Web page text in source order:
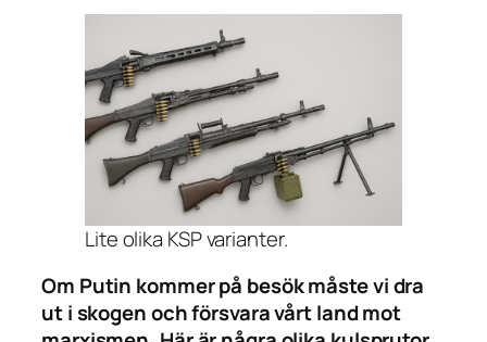
Lite olika KSP varianter.
Om Putin kommer på besök måste vi dra
ut i skogen och försvara vårt land mot